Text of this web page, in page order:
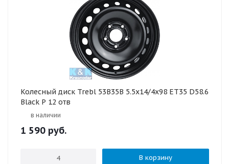
Колесный диск Trebl 53B35B 5.5x14/4x98 ET35 D58.6
Black P 12 отв
в наличии
1 590 руб.
В корзину